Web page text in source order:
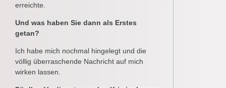
erreichte.
Und was haben Sie dann als Erstes
getan?
Ich habe mich nochmal hingelegt und die
völlig überraschende Nachricht auf mich
wirken lassen.